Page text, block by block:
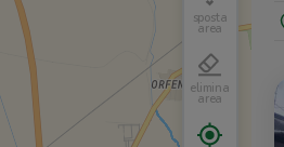
sposta
area
elimina
area